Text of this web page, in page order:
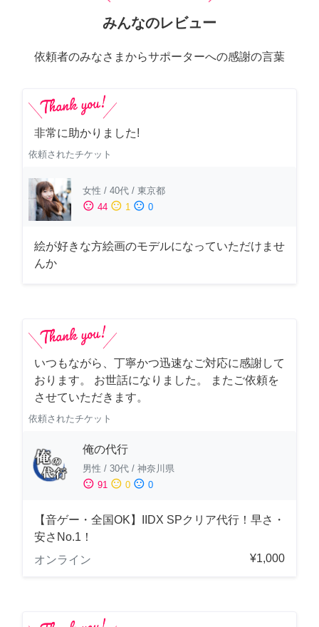
みんなのレビュー
依頼者のみなさまからサポーターへの感謝の言葉
非常に助かりました!
依頼されたチケット
女性 / 40代 / 東京都
sentiment_satisfied 44 sentiment_neutral 1 sentiment_dissatisfied 0
絵が好きな方絵画のモデルになっていただけませ
んか
いつもながら、丁寧かつ迅速なご対応に感謝して
おります。 お世話になりました。 またご依頼を
させていただきます。
依頼されたチケット
俺の代行
男性 / 30代 / 神奈川県
sentiment_satisfied 91 sentiment_neutral 0 sentiment_dissatisfied 0
【音ゲー・全国OK】IIDX SPクリア代行！早さ・
安さNo.1！
オンライン
¥1,000